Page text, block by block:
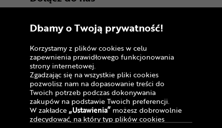
Copyright © 2005 - 2026
Polityka prywatności i zasady korzystania z
serwisu
Informacja o plikach cookies
Dbamy o Twoją prywatność!
Korzystamy z plików cookies w celu
zapewnienia prawidłowego funkcjonowania
strony internetowej.
Zgadzając się na wszystkie pliki cookies
pozwolisz nam na dopasowanie treści do
Twoich potrzeb podczas dokonywania
zakupów na podstawie Twoich preferencji.
W zakładce„Ustawienia” możesz dobrowolnie
zdecydować, na który typ plików cookies